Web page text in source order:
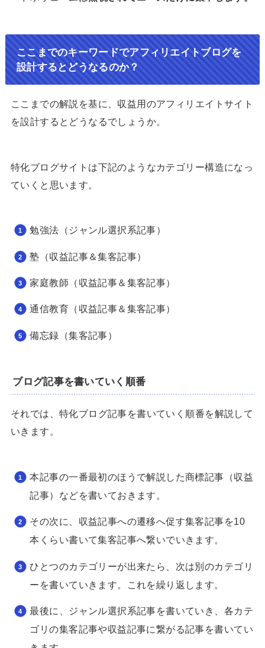
ここまでのキーワードでアフィリエイトブログを
設計するとどうなるのか？
ここまでの解説を基に、収益用のアフィリエイトサイト
を設計するとどうなるでしょうか。
特化ブログサイトは下記のようなカテゴリー構造になっ
ていくと思います。
勉強法（ジャンル選択系記事）
塾（収益記事＆集客記事）
家庭教師（収益記事＆集客記事）
通信教育（収益記事＆集客記事）
備忘録（集客記事）
ブログ記事を書いていく順番
それでは、特化ブログ記事を書いていく順番を解説して
いきます。
本記事の一番最初のほうで解説した商標記事（収益
記事）などを書いておきます。
その次に、収益記事への遷移へ促す集客記事を10
本くらい書いて集客記事へ繋いでいきます。
ひとつのカテゴリーが出来たら、次は別のカテゴリ
ーを書いていきます。これを繰り返します。
最後に、ジャンル選択系記事を書いていき、各カテ
ゴリの集客記事や収益記事に繋がる記事を書いてい